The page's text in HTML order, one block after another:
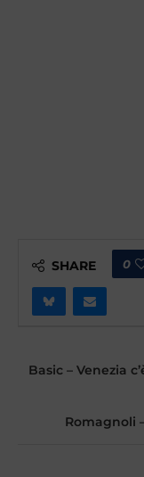
SHARE 0
Basic – Venezia
Romagnoli